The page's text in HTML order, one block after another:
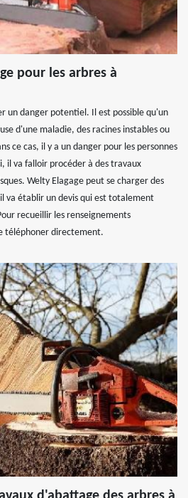
pour les arbres à
un danger potentiel. Il est possible qu'un
d'une maladie, des racines instables ou
ce cas, il y a un danger pour les personnes
il va falloir procéder à des travaux
Welty Elagage peut se charger des
va établir un devis qui est totalement
recueillir les renseignements
téléphoner directement.